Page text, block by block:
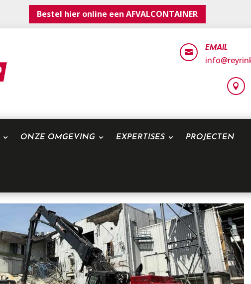
Bestel hier online een AFVALCONTAINER
 EMAIL

ONZE OMGEVING EXPERTISES PROJECTEN